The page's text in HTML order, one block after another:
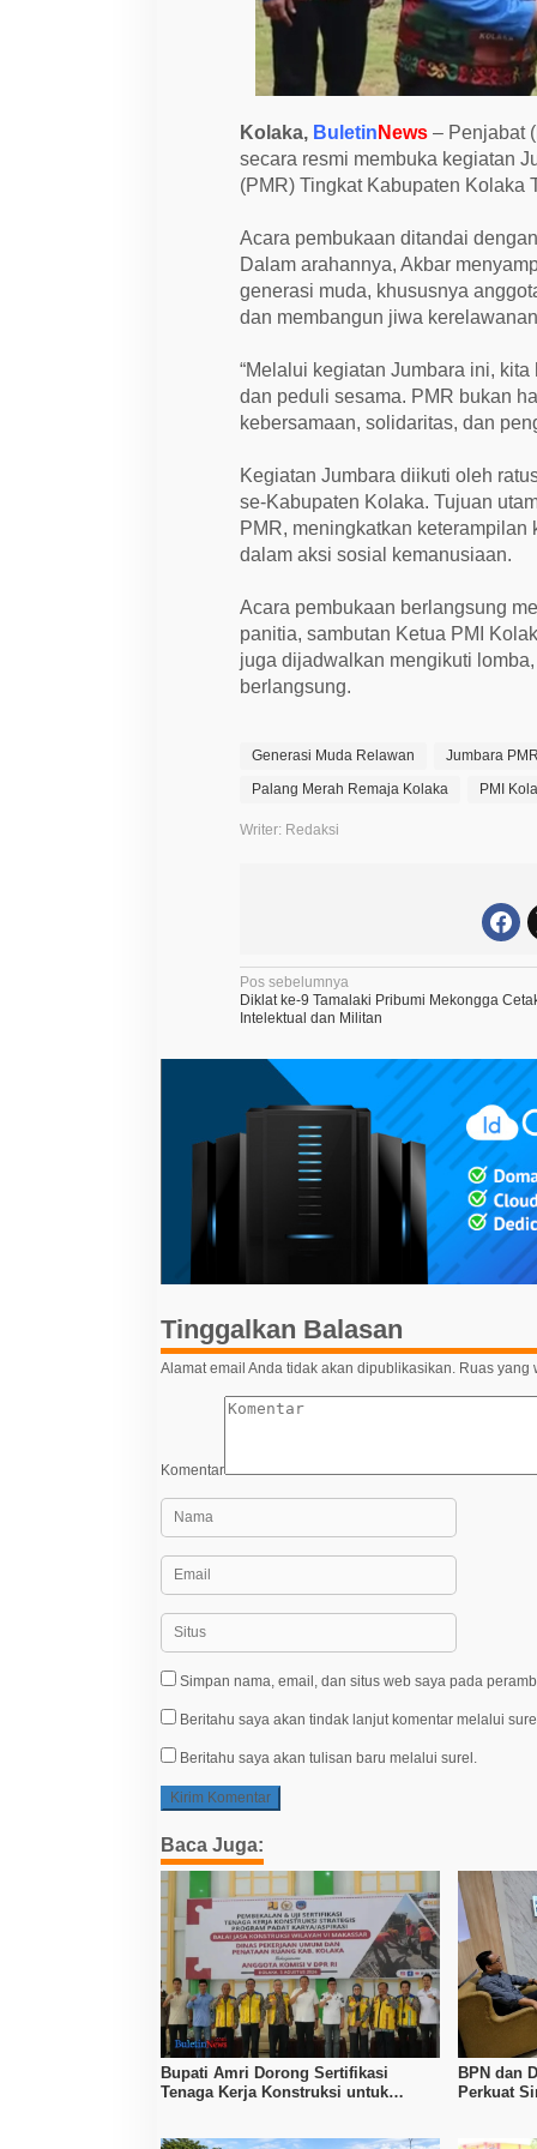
a
j
a
J
a
i
R
e
l
w
T
a
g
h
Kolaka, Buletin News – Penjabat
secara resmi membuka kegiatan
(PMR) Tingkat Kabupaten Kolaka
Acara pembukaan ditandai
Dalam arahannya, Akbar
generasi muda, khususnya
dan membangun jiwa
“Melalui kegiatan Jumbara ini,
dan peduli sesama. PMR bukan
kebersamaan, solidaritas, dan
Kegiatan Jumbara diikuti oleh
se-Kabupaten Kolaka. Tujuan
PMR, meningkatkan
dalam aksi sosial kemanusiaan.
Acara pembukaan berlangsung
panitia, sambutan Ketua PMI
juga dijadwalkan mengikuti
berlangsung.
Generasi Muda Relawan Jumbara
Palang Merah Remaja Kolaka
PMI
Writer: Redaksi
N
a
v
g
a
Pos sebelumnya
Diklat ke-9 Tamalaki Pribumi Mekongga
Intelektual dan Militan
Tinggalkan Balasan
Alamat email Anda tidak akan dipublikasikan. Ruas yang
Komentar
Simpan nama, email, dan situs web saya pada
Beritahu saya akan tindak lanjut komentar melalui
Beritahu saya akan tulisan baru melalui surel.
Baca Juga:
Bupati Amri Dorong Sertifikasi
Tenaga Kerja Konstruksi untuk
BPN dan
Perkuat